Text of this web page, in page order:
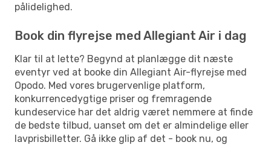
pålidelighed.
Book din flyrejse med Allegiant Air i dag
Klar til at lette? Begynd at planlægge dit næste
eventyr ved at booke din Allegiant Air-flyrejse med
Opodo. Med vores brugervenlige platform,
konkurrencedygtige priser og fremragende
kundeservice har det aldrig været nemmere at finde
de bedste tilbud, uanset om det er almindelige eller
lavprisbilletter. Gå ikke glip af det - book nu, og